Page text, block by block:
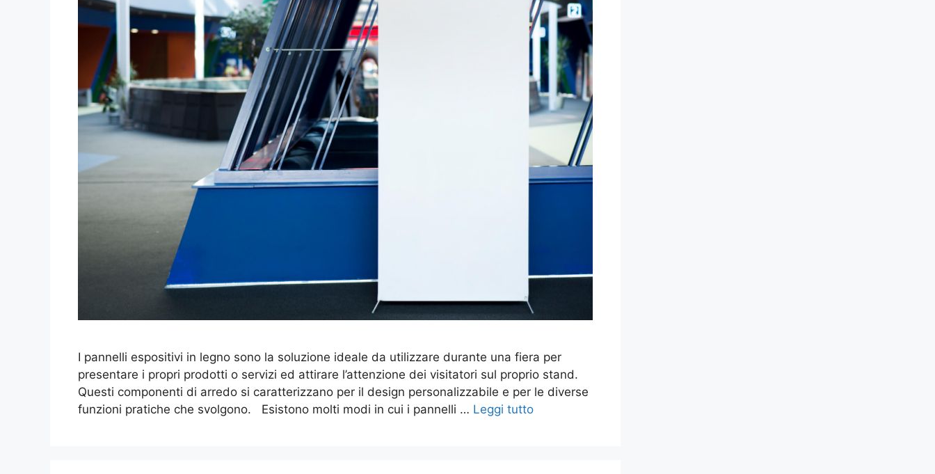
I pannelli espositivi in legno sono la soluzione ideale da utilizzare durante una fiera per
presentare i propri prodotti o servizi ed attirare l’attenzione dei visitatori sul proprio stand.
Questi componenti di arredo si caratterizzano per il design personalizzabile e per le diverse
funzioni pratiche che svolgono. Esistono molti modi in cui i pannelli … Leggi tutto